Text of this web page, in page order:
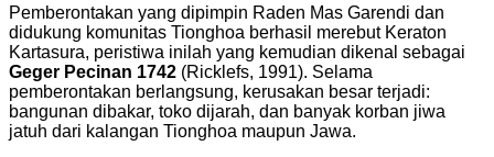
Pemberontakan yang dipimpin Raden Mas Garendi dan
didukung komunitas Tionghoa berhasil merebut Keraton
Kartasura, peristiwa inilah yang kemudian dikenal sebagai
Geger Pecinan 1742 (Ricklefs, 1991). Selama
pemberontakan berlangsung, kerusakan besar terjadi:
bangunan dibakar, toko dijarah, dan banyak korban jiwa
jatuh dari kalangan Tionghoa maupun Jawa.